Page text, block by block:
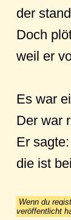
der
Doch
weil er
Es war
Der war
Er
die ist
Wenn du
veröffentlicht